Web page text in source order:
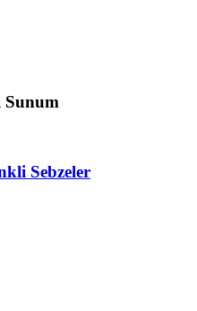
Sunum
Sebzeler